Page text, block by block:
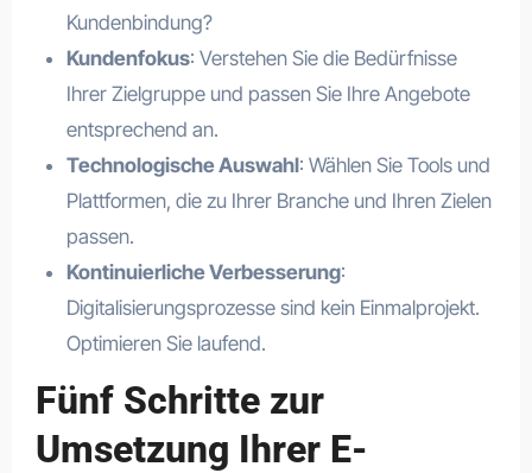
Kundenbindung?
Kundenfokus: Verstehen Sie die Bedürfnisse
Ihrer Zielgruppe und passen Sie Ihre Angebote
entsprechend an.
Technologische Auswahl: Wählen Sie Tools und
Plattformen, die zu Ihrer Branche und Ihren Zielen
passen.
Kontinuierliche Verbesserung:
Digitalisierungsprozesse sind kein Einmalprojekt.
Optimieren Sie laufend.
Fünf Schritte zur
Umsetzung Ihrer E-